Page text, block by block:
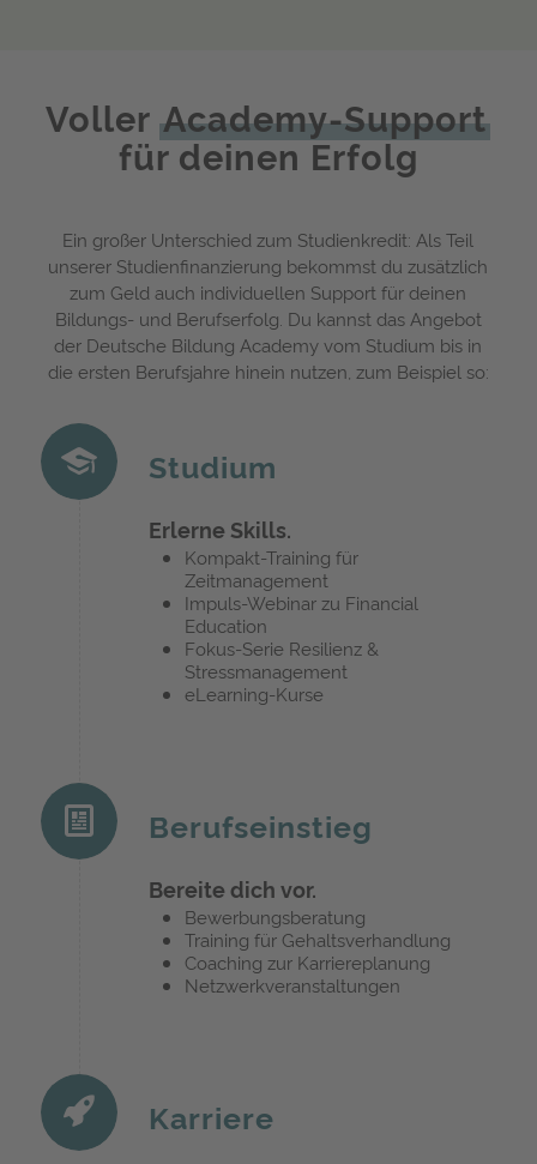
VollerAcademy-Support
für deinen Erfolg
Ein großer Unterschied zum Studienkredit: Als Teil
unserer Studienfinanzierung bekommst du zusätzlich
zum Geld auch individuellen Support für deinen
Bildungs- und Berufserfolg. Du kannst das Angebot
der Deutsche Bildung Academy vom Studium bis in
die ersten Berufsjahre hinein nutzen, zum Beispiel so:
Studium
Erlerne Skills.
Kompakt-Training für
Zeitmanagement
Impuls-Webinar zu Financial
Education
Fokus-Serie Resilienz &
Stressmanagement
eLearning-Kurse
Berufseinstieg
Bereite dich vor.
Bewerbungsberatung
Training für Gehaltsverhandlung
Coaching zur Karriereplanung
Netzwerkveranstaltungen
Karriere